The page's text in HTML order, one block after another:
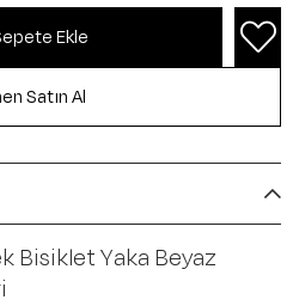
Bisiklet Yaka Beyaz